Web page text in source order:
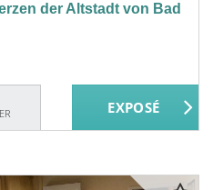
der Altstadt von Bad